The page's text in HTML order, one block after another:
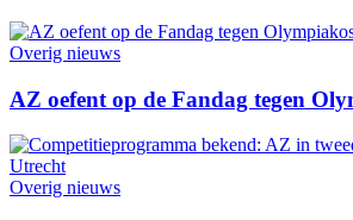
Overig nieuws
AZ oefent op de Fandag tegen
Overig nieuws